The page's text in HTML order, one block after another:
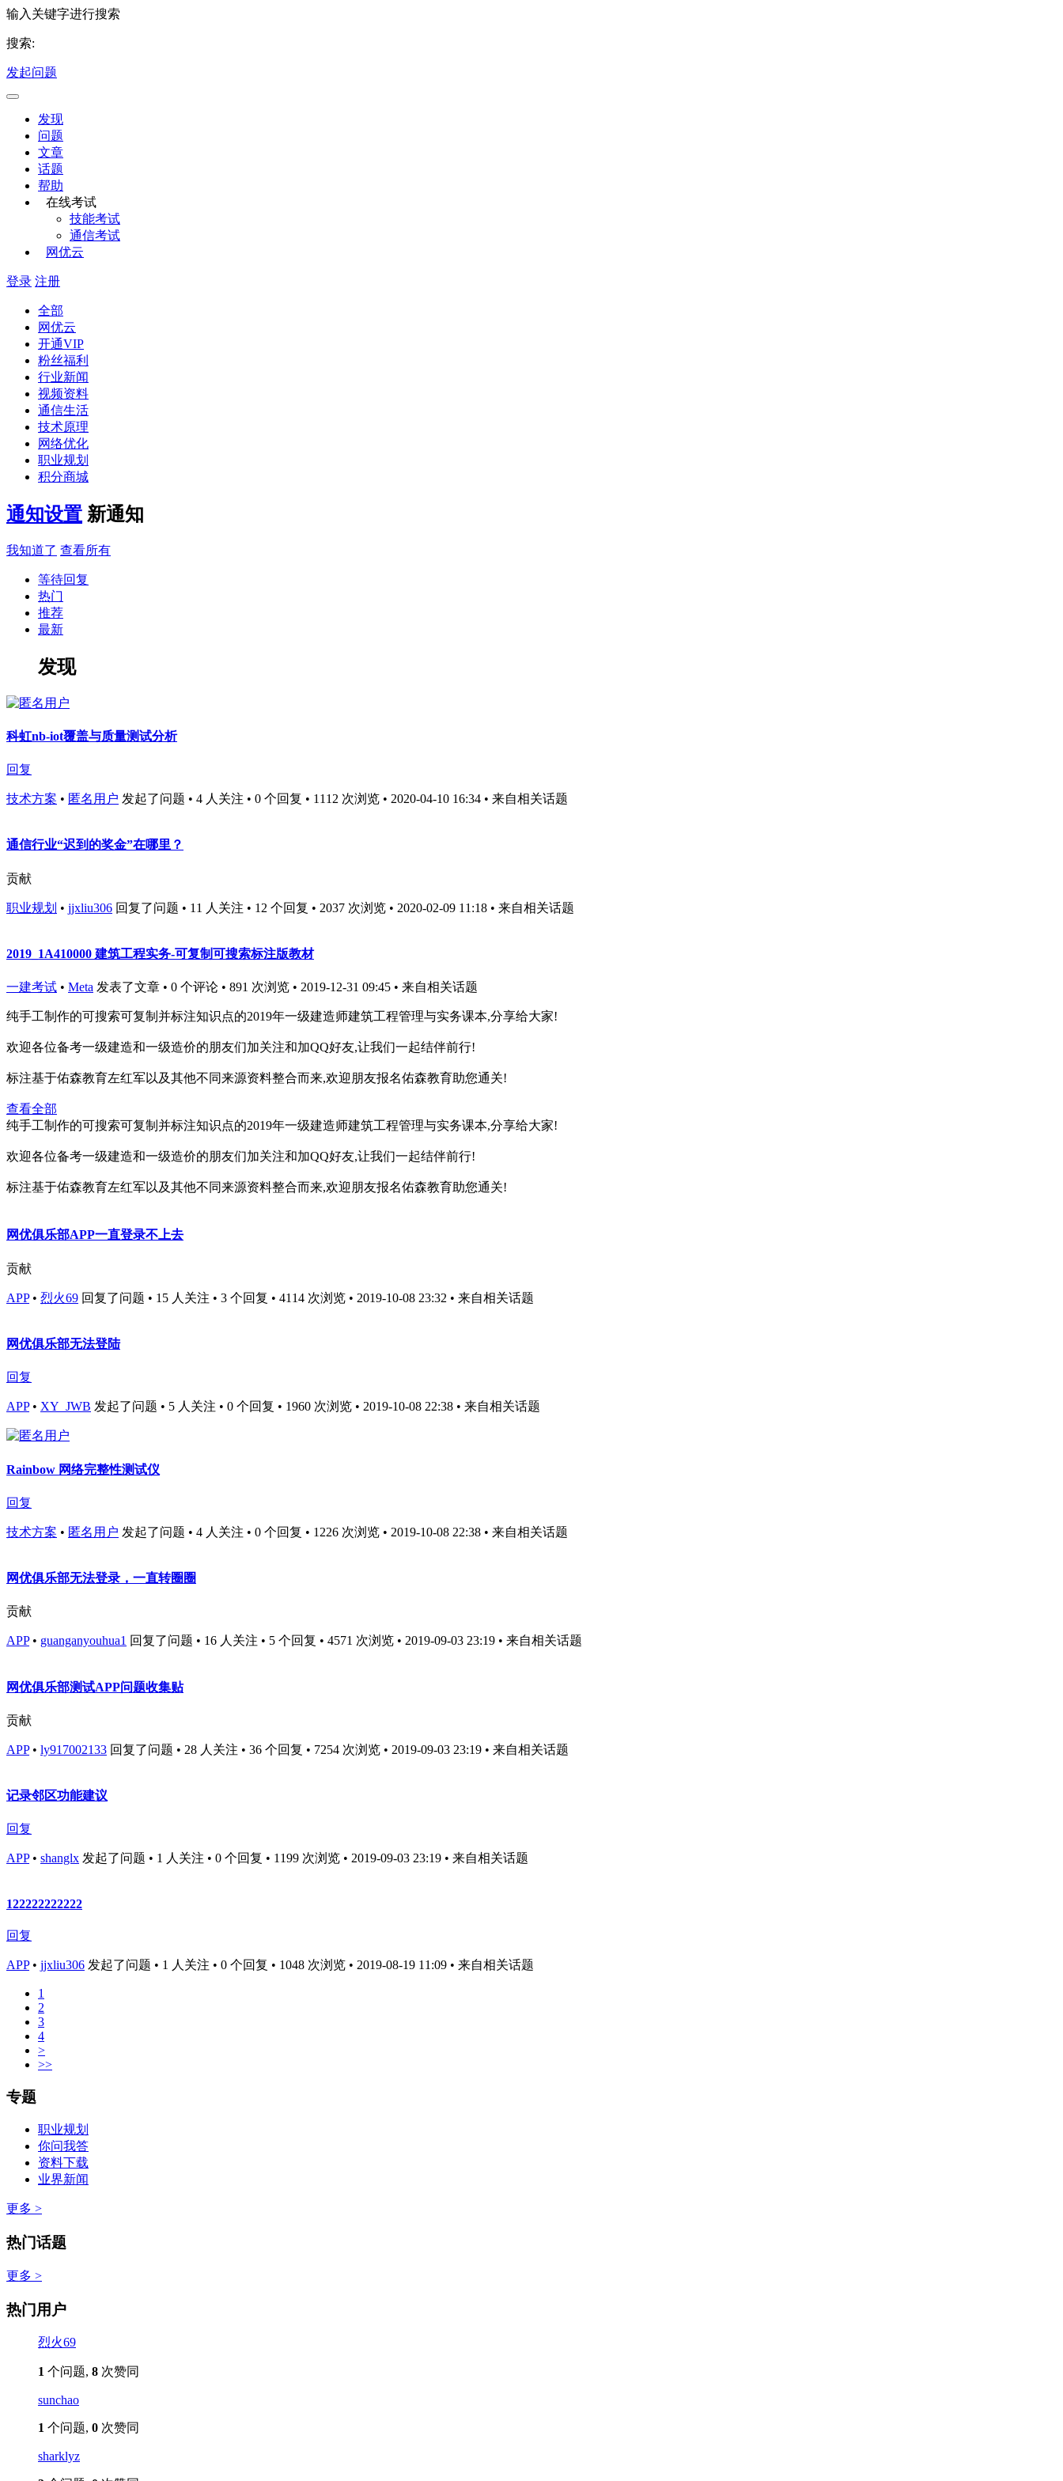
输入关键字进行搜索
搜索:
发起问题
发现
问题
文章
话题
帮助
在线考试
技能考试
通信考试
网优云
登录 注册
全部
网优云
开通VIP
粉丝福利
行业新闻
视频资料
通信生活
技术原理
网络优化
职业规划
积分商城
通知设置 新通知
我知道了 查看所有
等待回复
热门
推荐
最新
发现
科虹nb-iot覆盖与质量测试分析
回复
技术方案 • 匿名用户 发起了问题 • 4 人关注 • 0 个回复 • 1112 次浏览 • 2020-04-10 16:34 • 来自相关话题
通信行业“迟到的奖金”在哪里？
贡献
职业规划 • jjxliu306 回复了问题 • 11 人关注 • 12 个回复 • 2037 次浏览 • 2020-02-09 11:18 • 来自相关话题
2019_1A410000 建筑工程实务-可复制可搜索标注版教材
一建考试 • Meta 发表了文章 • 0 个评论 • 891 次浏览 • 2019-12-31 09:45 • 来自相关话题
纯手工制作的可搜索可复制并标注知识点的2019年一级建造师建筑工程管理与实务课本,分享给大家!
欢迎各位备考一级建造和一级造价的朋友们加关注和加QQ好友,让我们一起结伴前行!
标注基于佑森教育左红军以及其他不同来源资料整合而来,欢迎朋友报名佑森教育助您通关!
查看全部
纯手工制作的可搜索可复制并标注知识点的2019年一级建造师建筑工程管理与实务课本,分享给大家!
欢迎各位备考一级建造和一级造价的朋友们加关注和加QQ好友,让我们一起结伴前行!
标注基于佑森教育左红军以及其他不同来源资料整合而来,欢迎朋友报名佑森教育助您通关!
网优俱乐部APP一直登录不上去
贡献
APP• 烈火69 回复了问题 • 15 人关注 • 3 个回复 • 4114 次浏览 • 2019-10-08 23:32 • 来自相关话题
网优俱乐部无法登陆
回复
APP• XY_JWB 发起了问题 • 5 人关注 • 0 个回复 • 1960 次浏览 • 2019-10-08 22:38 • 来自相关话题
Rainbow 网络完整性测试仪
回复
技术方案 • 匿名用户 发起了问题 • 4 人关注 • 0 个回复 • 1226 次浏览 • 2019-10-08 22:38 • 来自相关话题
网优俱乐部无法登录，一直转圈圈
贡献
APP• guanganyouhua1 回复了问题 • 16 人关注 • 5 个回复 • 4571 次浏览 • 2019-09-03 23:19 • 来自相关话题
网优俱乐部测试APP问题收集贴
贡献
APP• ly917002133 回复了问题 • 28 人关注 • 36 个回复 • 7254 次浏览 • 2019-09-03 23:19 • 来自相关话题
记录邻区功能建议
回复
APP• shanglx 发起了问题 • 1 人关注 • 0 个回复 • 1199 次浏览 • 2019-09-03 23:19 • 来自相关话题
122222222222
回复
APP• jjxliu306 发起了问题 • 1 人关注 • 0 个回复 • 1048 次浏览 • 2019-08-19 11:09 • 来自相关话题
1
2
3
4
>
>>
专题
职业规划
你问我答
资料下载
业界新闻
更多 >
热门话题
更多 >
热门用户
烈火69
1 个问题, 8 次赞同
sunchao
1 个问题, 0 次赞同
sharklyz